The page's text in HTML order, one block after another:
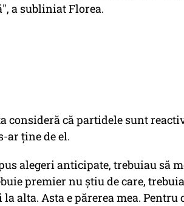
a subliniat Florea.
consideră că partidele sunt
ar ţine de el.
alegeri anticipate, trebuiau să
premier nu ştiu de care,
la alta. Asta e părerea mea.